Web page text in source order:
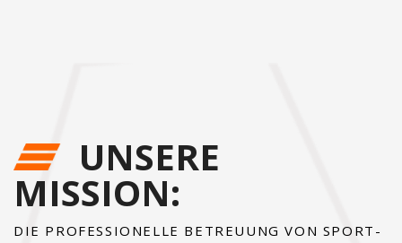
UNSERE
MISSION:
DIE PROFESSIONELLE BETREUUNG VON SPORT-